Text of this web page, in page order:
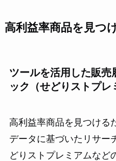
高利益率商品を見つ
ツールを活用した販売
ック（せどりストプレ
高利益率商品を見つける
データに基づいたリサー
どりストプレミアムなど